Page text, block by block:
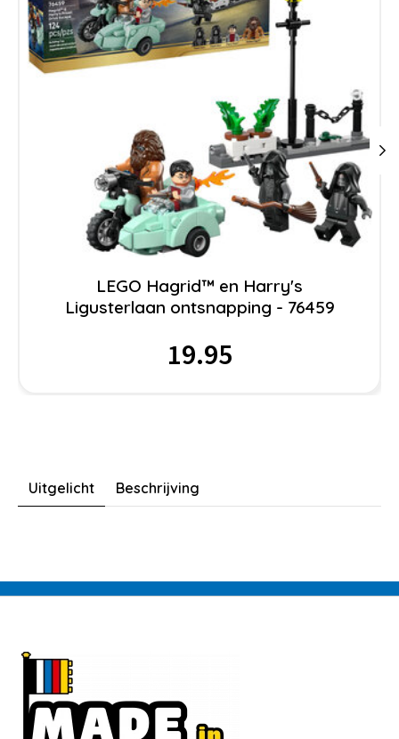
LEGO Hagrid™ en Harry's
Ligusterlaan ontsnapping - 76459
19.95
Uitgelicht Beschrijving